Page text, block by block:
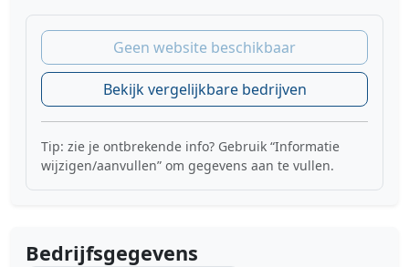
Geen website beschikbaar
Bekijk vergelijkbare bedrijven
Tip: zie je ontbrekende info? Gebruik “Informatie
wijzigen/aanvullen” om gegevens aan te vullen.
Bedrijfsgegevens